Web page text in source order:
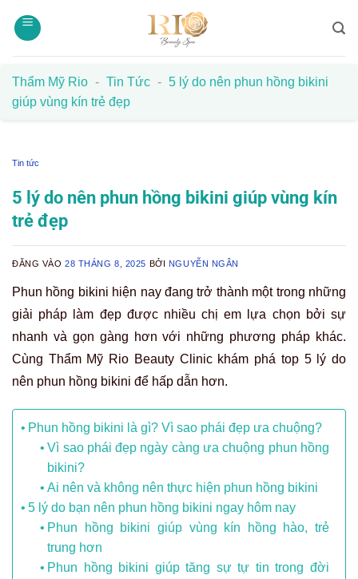
qua
Thẩm Mỹ Rio - Tin Tức - 5 lý do nên phun hồng bikini
giúp vùng kín trẻ đẹp
Tin tức
5 lý do nên phun hồng bikini giúp vùng kín
trẻ đẹp
ĐĂNG VÀO28 THÁNG 8, 2025 BỞI NGUYỄN NGÂN
Phun hồng bikini hiện nay đang trở thành một trong những
giải pháp làm đẹp được nhiều chị em lựa chọn bởi sự
nhanh và gọn gàng hơn với những phương pháp khác.
Cùng Thẩm Mỹ Rio Beauty Clinic khám phá top 5 lý do
nên phun hồng bikini để hấp dẫn hơn.
Phun hồng bikini là gì? Vì sao phái đẹp ưa chuộng?
Vì sao phái đẹp ngày càng ưa chuộng phun hồng
bikini?
Ai nên và không nên thực hiện phun hồng bikini
5 lý do bạn nên phun hồng bikini ngay hôm nay
Phun hồng bikini giúp vùng kín hồng hào, trẻ
trung hơn
Phun hồng bikini giúp tăng sự tự tin trong đời